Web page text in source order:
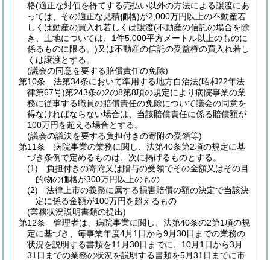
格(適正な対価を得てする売払い以外の方法による譲渡にあ
っては、その適正な見積価格)が2,000万円以上の不動産若
しくは動産の買入れ若しくは譲渡(不動産の信託の場合を除
き、土地については、1件5,000平方メートル以上のものに
係るものに限る。)又は不動産の信託の受益権の買入れ若し
くは譲渡とする。
(議会の同意を要する賠償責任の免除)
第10条
法第34条において準用する地方自治法(昭和22年法
律第67号)第243条の2の8第8項の規定により病院事業の業
務に従事する職員の賠償責任の免除について議会の同意を
得なければならない場合は、当該賠償責任に係る賠償額が
100万円を超える場合とする。
(議会の議決を要する負担付きの寄附の受領等)
第11条
病院事業の業務に関し、法第40条第2項の規定に基
づき条例で定めるものは、次に掲げるものとする。
(1)
負担付きの寄附又は贈与の受領でその金額又はその目
的物の価格が300万円以上のもの
(2)
法律上市の義務に属する損害賠償の額の決定で当該決
定に係る金額が100万円を超えるもの
(業務状況説明書類の提出)
第12条
管理者は、病院事業に関し、法第40条の2第1項の規
定に基づき、毎事業年度4月1日から9月30日までの業務の
状況を説明する書類を11月30日までに、10月1日から3月
31日までの業務の状況を説明する書類を5月31日までに市